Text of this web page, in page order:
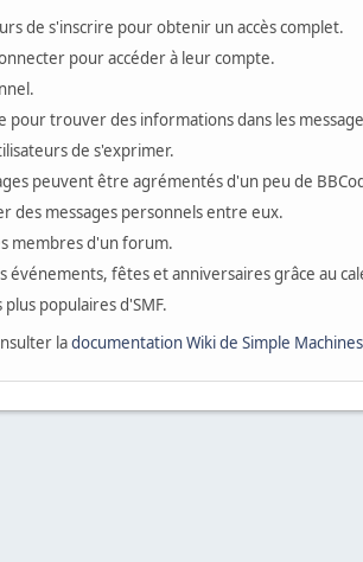
de s'inscrire pour obtenir un accès complet.
pour accéder à leur compte.
trouver des informations dans les
de s'exprimer.
peuvent être agrémentés d'un peu de
des messages personnels entre eux.
membres d'un forum.
fêtes et anniversaires grâce au
populaires d'SMF.
ladocumentation Wiki de Simple Machines